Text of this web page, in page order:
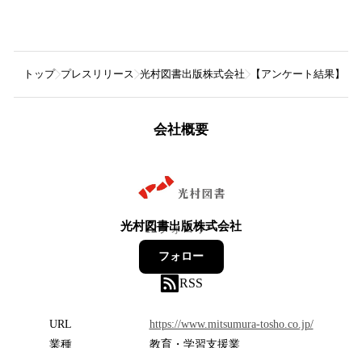
トップ プレスリリース 光村図書出版株式会社 【アンケート結果】
会社概要
光村図書出版株式会社
12フォロワー
フォロー
RSS
URL
https://www.mitsumura-tosho.co.jp/
業種
教育・学習支援業